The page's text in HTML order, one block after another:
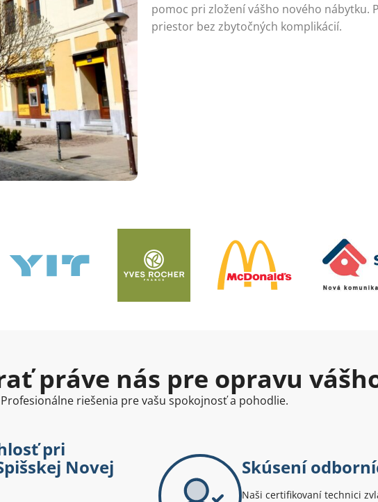
pomoc pri zložení vášho nového nábytku.
priestor bez zbytočných komplikácií.
práve nás pre opravu
Profesionálne riešenia pre vašu spokojnosť a pohodlie.
pri
Novej Skúsení
Naši certifikovaní technici